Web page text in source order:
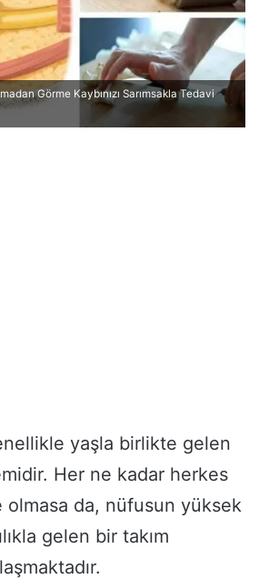
Görme Kaybınızı Sarımsakla Tedavi
yaşla birlikte gelen
Her ne kadar herkes
olmasa da, nüfusun yüksek
gelen bir takım